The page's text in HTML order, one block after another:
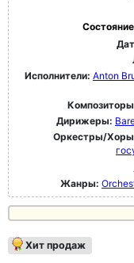
Исполнители: Anton
Дирижеры:
Оркестры/
Жанры:
Хит продаж